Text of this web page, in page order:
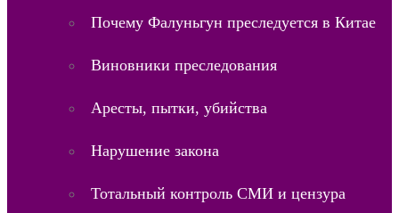
Почему Фалуньгун преследуется в Китае
Виновники преследования
Аресты, пытки, убийства
Нарушение закона
Тотальный контроль СМИ и цензура